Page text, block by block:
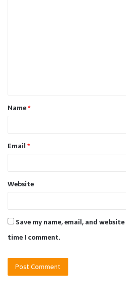
t
*Name*
Email*
Website
Save my name, email, and
time I comment.